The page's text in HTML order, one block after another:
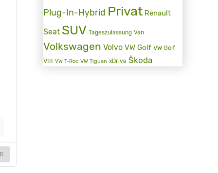
Plug-In-Hybrid Privat Renault
Seat SUV Tageszulassung Van
Volkswagen Volvo VW Golf VW Golf
VIII VW T-Roc VW Tiguan xDrive Škoda